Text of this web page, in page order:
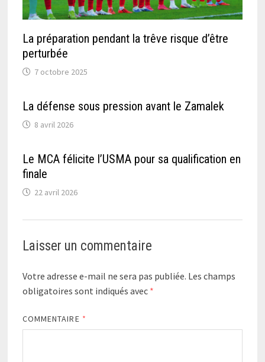
La préparation pendant la trêve risque d’être
perturbée
7 octobre 2025
La défense sous pression avant le Zamalek
8 avril 2026
Le MCA félicite l’USMA pour sa qualification en
finale
22 avril 2026
Laisser un commentaire
Votre adresse e-mail ne sera pas publiée. Les champs
obligatoires sont indiqués avec *
COMMENTAIRE *